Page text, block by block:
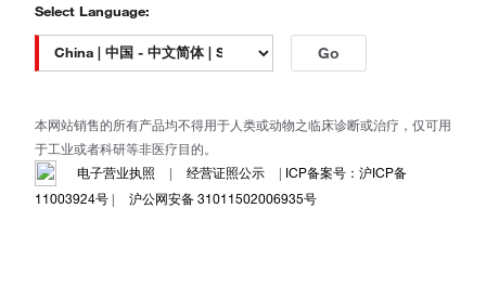
Select Language:
Go
本网站销售的所有产品均不得用于人类或动物之临床诊断或治疗，仅可用
于工业或者科研等非医疗目的。
电子营业执照
| 经营证照公示 | ICP备案号：沪ICP备
11003924号 | 沪公网安备 31011502006935号